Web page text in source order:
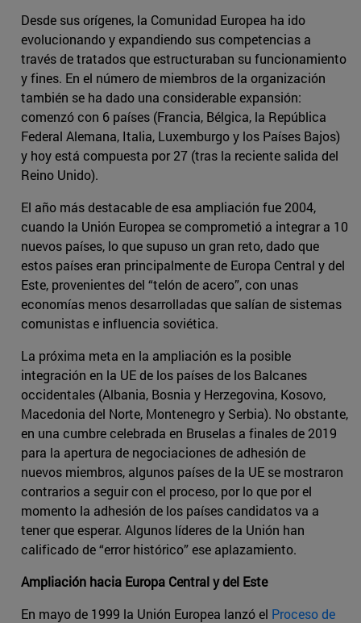
Desde sus orígenes, la Comunidad Europea ha ido
evolucionando y expandiendo sus competencias a
través de tratados que estructuraban su funcionamiento
y fines. En el número de miembros de la organización
también se ha dado una considerable expansión:
comenzó con 6 países (Francia, Bélgica, la República
Federal Alemana, Italia, Luxemburgo y los Países Bajos)
y hoy está compuesta por 27 (tras la reciente salida del
Reino Unido).
El año más destacable de esa ampliación fue 2004,
cuando la Unión Europea se comprometió a integrar a 10
nuevos países, lo que supuso un gran reto, dado que
estos países eran principalmente de Europa Central y del
Este, provenientes del “telón de acero”, con unas
economías menos desarrolladas que salían de sistemas
comunistas e influencia soviética.
La próxima meta en la ampliación es la posible
integración en la UE de los países de los Balcanes
occidentales (Albania, Bosnia y Herzegovina, Kosovo,
Macedonia del Norte, Montenegro y Serbia). No obstante,
en una cumbre celebrada en Bruselas a finales de 2019
para la apertura de negociaciones de adhesión de
nuevos miembros, algunos países de la UE se mostraron
contrarios a seguir con el proceso, por lo que por el
momento la adhesión de los países candidatos va a
tener que esperar. Algunos líderes de la Unión han
calificado de “error histórico” ese aplazamiento.
Ampliación hacia Europa Central y del Este
En mayo de 1999 la Unión Europea lanzó el Proceso de